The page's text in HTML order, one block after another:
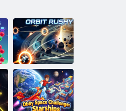
Орбитальный
прорыв